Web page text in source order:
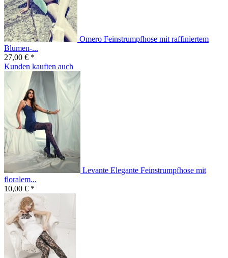
Omero Feinstrumpfhose mit raffiniertem
Blumen-...
27,00 € *
Kunden kauften auch
Levante Elegante Feinstrumpfhose mit
floralem...
10,00 € *